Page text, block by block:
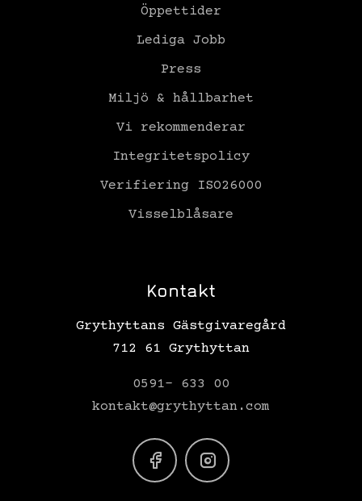
Öppettider
Lediga Jobb
Press
Miljö & hållbarhet
Vi rekommenderar
Integritetspolicy
Verifiering ISO26000
Visselblåsare
Kontakt
Grythyttans Gästgivaregård
712 61 Grythyttan
0591- 633 00
kontakt@grythyttan.com